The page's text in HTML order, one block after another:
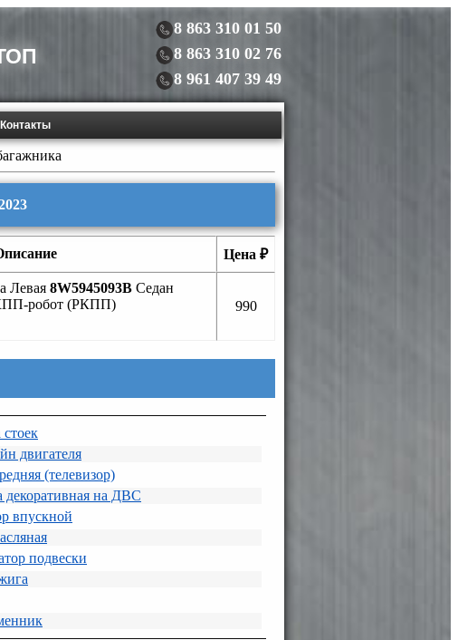
8 863 310 01 50
8 863 310 02 76
8 961 407 39 49
Контакты
Цена ₽
Левая 8W5945093B Седан
робот (РКПП)
990
стоек
двигателя
(телевизор)
декоративная на ДВС
впускной
подвески